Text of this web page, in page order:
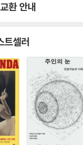
환 안내
트셀러